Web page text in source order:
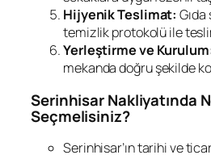
Hijyenik Teslimat:
temizlik protokolü ile
Yerleştirme ve
mekanda doğru şekilde
Serinhisar Nakliyatında
Seçmelisiniz?
Serinhisar’ın tarihi ve